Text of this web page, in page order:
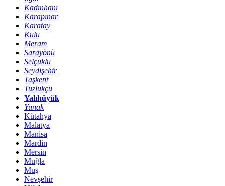
Kadınhanı
Karapınar
Karatay
Kulu
Meram
Sarayönü
Selçuklu
Seydişehir
Taşkent
Tuzlukçu
Yalıhüyük
Yunak
Kütahya
Malatya
Manisa
Mardin
Mersin
Muğla
Muş
Nevşehir